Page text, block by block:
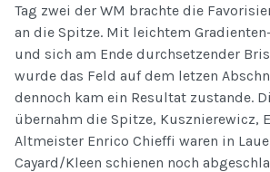
Tag zwei der WM brachte die
an die Spitze. Mit leichtem
und sich am Ende durchsetzender
wurde das Feld auf dem letzen
dennoch kam ein Resultat zustande.
übernahm die Spitze, Kusznierewicz,
Altmeister Enrico Chieffi waren in
Cayard/Kleen schienen noch